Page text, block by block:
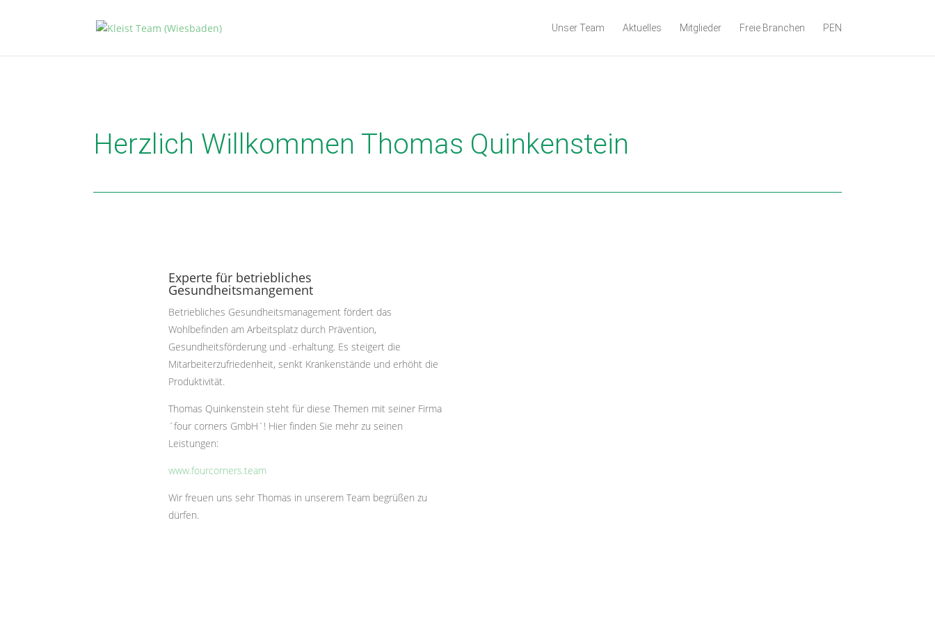
Unser Team Aktuelles Mitglieder Freie Branchen PEN
Herzlich Willkommen Thomas Quinkenstein
Experte für betriebliches
Gesundheitsmangement
Betriebliches Gesundheitsmanagement fördert das
Wohlbefinden am Arbeitsplatz durch Prävention,
Gesundheitsförderung und -erhaltung. Es steigert die
Mitarbeiterzufriedenheit, senkt Krankenstände und erhöht die
Produktivität.
Thomas Quinkenstein steht für diese Themen mit seiner Firma
´four corners GmbH`! Hier finden Sie mehr zu seinen
Leistungen:
www.fourcorners.team
Wir freuen uns sehr Thomas in unserem Team begrüßen zu
dürfen.